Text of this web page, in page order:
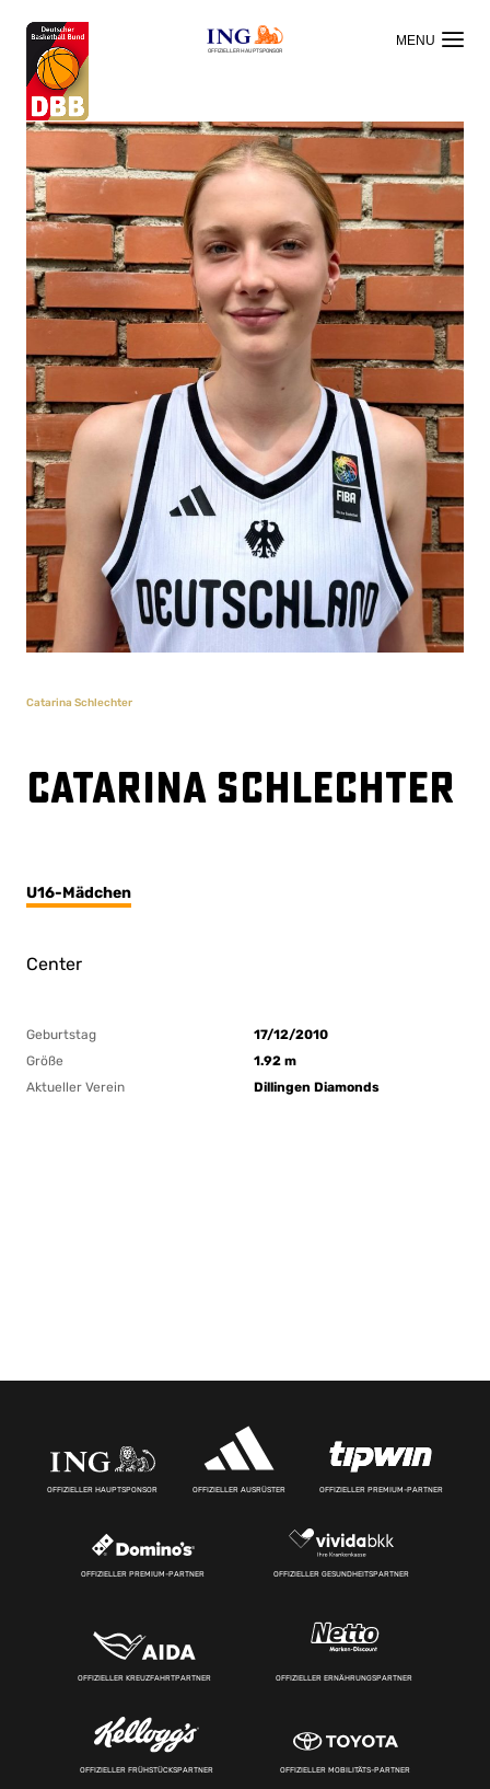
OFFIZIELLER HAUPTSPONSOR
Catarina Schlechter
Catarina Schlechter
U16-Mädchen
Center
Geburtstag
17/12/2010
Größe
1.92 m
Aktueller Verein
Dillingen Diamonds
OFFIZIELLER HAUPTSPONSOR OFFIZIELLER AUSRÜSTER OFFIZIELLER PREMIUM-PARTNER
OFFIZIELLER PREMIUM-PARTNER OFFIZIELLER GESUNDHEITSPARTNER
OFFIZIELLER KREUZFAHRTPARTNER OFFIZIELLER ERNÄHRUNGSPARTNER
OFFIZIELLER FRÜHSTÜCKSPARTNER OFFIZIELLER MOBILITÄTS-PARTNER